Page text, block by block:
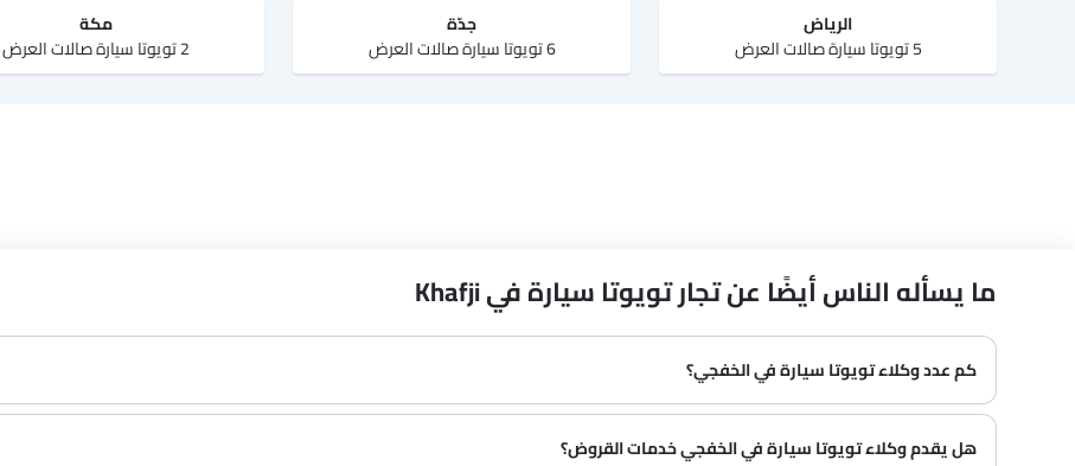
الرياض‎
5 تويوتا سيارة صالات العرض
جدّة
6 تويوتا سيارة صالات العرض
مكة
2 تويوتا سيارة صالات العرض
ما يسأله الناس أيضًا عن تجار تويوتا سيارة في Khafji
كم عدد وكلاء تويوتا سيارة في الخفجي؟
هل يقدم وكلاء تويوتا سيارة في الخفجي خدمات القروض؟